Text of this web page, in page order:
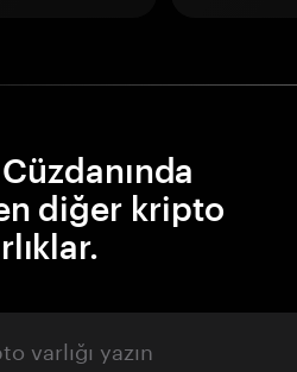
diğer kripto